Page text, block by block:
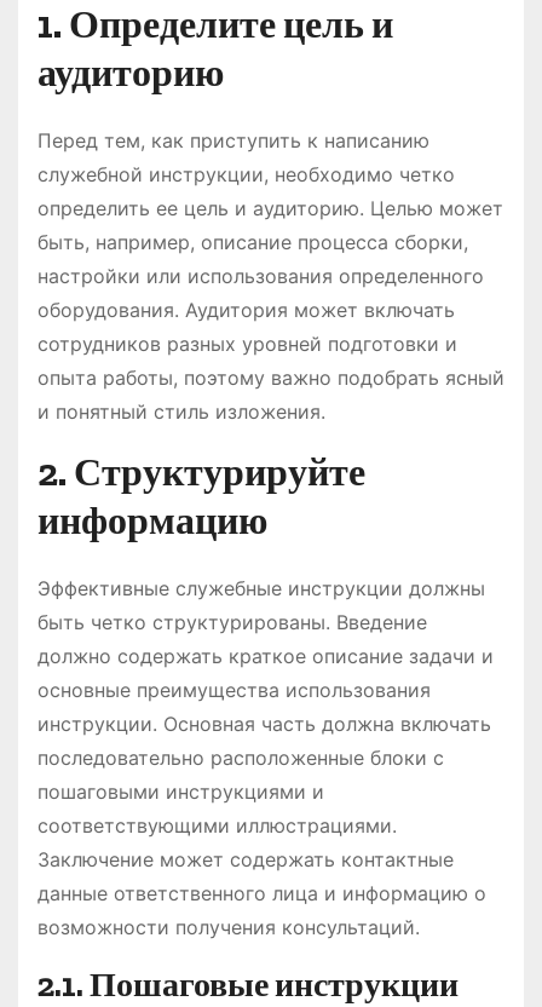
1. Определите цель и
аудиторию
Перед тем, как приступить к написанию
служебной инструкции, необходимо четко
определить ее цель и аудиторию. Целью может
быть, например, описание процесса сборки,
настройки или использования определенного
оборудования. Аудитория может включать
сотрудников разных уровней подготовки и
опыта работы, поэтому важно подобрать ясный
и понятный стиль изложения.
2. Структурируйте
информацию
Эффективные служебные инструкции должны
быть четко структурированы. Введение
должно содержать краткое описание задачи и
основные преимущества использования
инструкции. Основная часть должна включать
последовательно расположенные блоки с
пошаговыми инструкциями и
соответствующими иллюстрациями.
Заключение может содержать контактные
данные ответственного лица и информацию о
возможности получения консультаций.
2.1. Пошаговые инструкции